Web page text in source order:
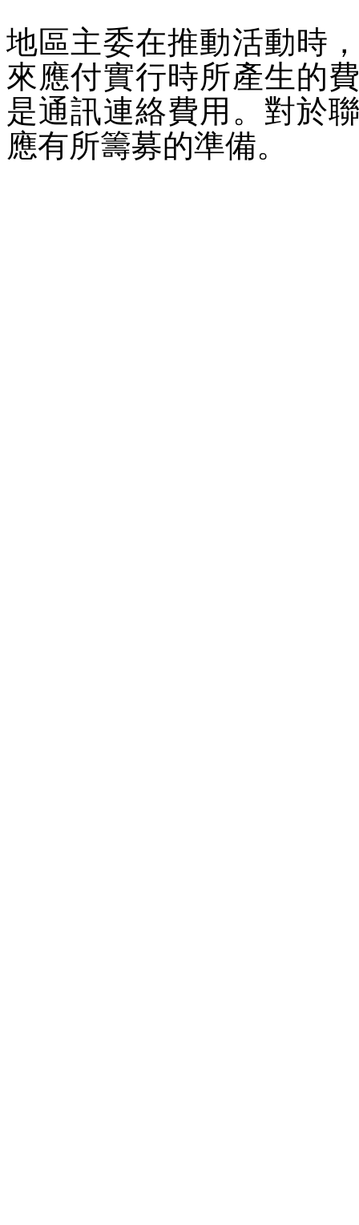
地區主委在推動活動時
來應付實行時所產生的
是通訊連絡費用。對於
應有所籌募的準備。